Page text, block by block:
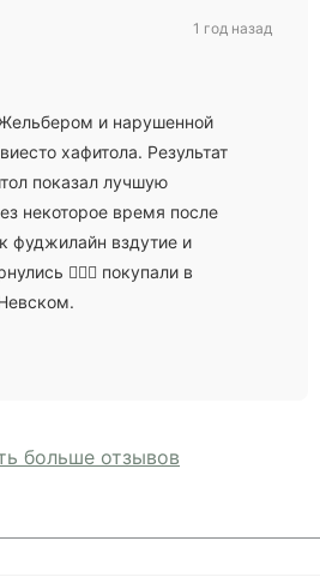
и нарушенной
хафитола. Результат
показал лучшую
некоторое время после
фуджилайн вздутие и
🤷🏻‍♂️ покупали в
1 год назад
больше отзывов